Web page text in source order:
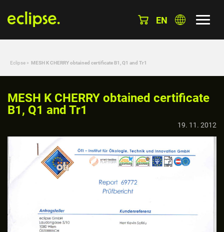
EN
Eclipse » MESH K CHERRY obtained certificate B1, Q1 and Tr1
MESH K CHERRY obtained certificate
B1, Q1 and Tr1
19. 11. 2012